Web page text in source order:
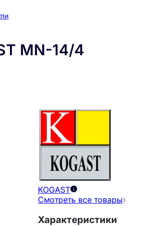
MN-14/4
KOGAST
Смотреть все товары
Характеристики